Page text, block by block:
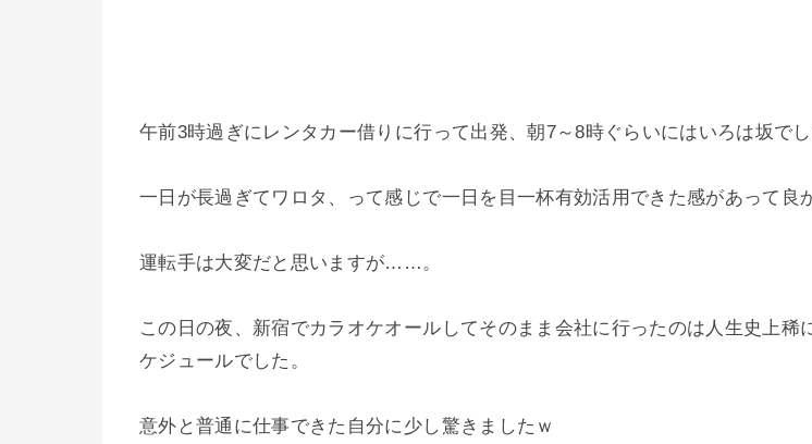
午前3時過ぎにレンタカー借りに行って出発、朝7～8時ぐらいにはいろは坂でし
一日が長過ぎてワロタ、って感じで一日を目一杯有効活用できた感があって良
運転手は大変だと思いますが……。
この日の夜、新宿でカラオケオールしてそのまま会社に行ったのは人生史上稀
ケジュールでした。
意外と普通に仕事できた自分に少し驚きましたｗ